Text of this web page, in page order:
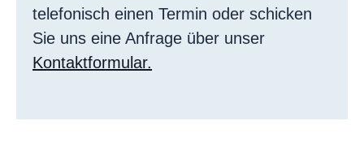
telefonisch einen Termin oder schicken
Sie uns eine Anfrage über unser
Kontaktformular.